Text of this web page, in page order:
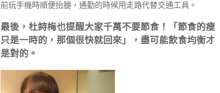
前玩手機時順便抬腿，通勤的時候用走路代替交通工具。
最後，杜詩梅也提醒大家千萬不要節食！「節食的瘦
只是一時的，那個很快就回來」，盡可能飲食均衡才
是對的。